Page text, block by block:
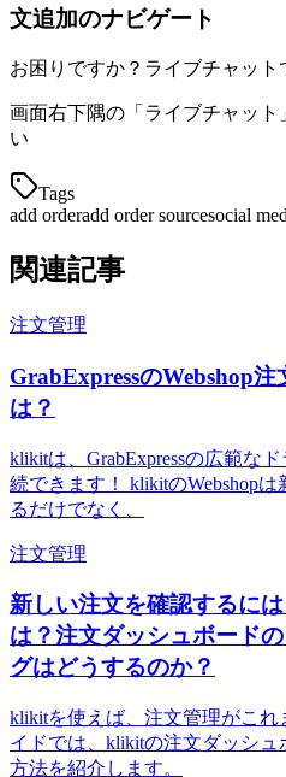
文追加のナビゲート
お困りですか？ライブチャッ
画面右下隅の「ライブチャッ
い
Tags
add orderadd order sourcesocial
関連記事
注文管理
GrabExpressのWebshop
は？
klikitは、GrabExpressの広範な
続できます！ klikitのWebshop
るだけでなく、
注文管理
新しい注文を確認するに
は？注文ダッシュボード
グはどうするのか？
klikitを使えば、注文管理がこ
イドでは、klikitの注文ダッシ
方法を紹介します。